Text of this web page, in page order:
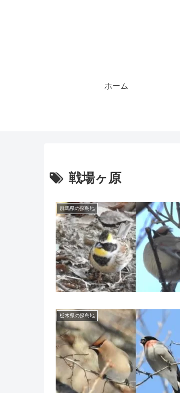
ホーム
戦場ヶ原
群馬県の探鳥地
栃木県の探鳥地